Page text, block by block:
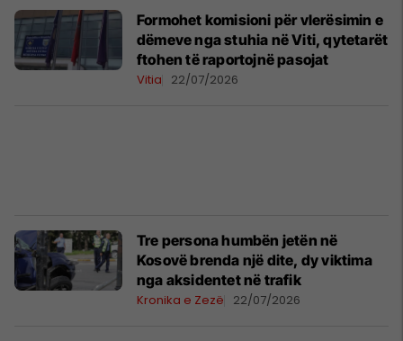
Formohet komisioni për vlerësimin e
dëmeve nga stuhia në Viti, qytetarët
ftohen të raportojnë pasojat
Vitia 22/07/2026
Tre persona humbën jetën në
Kosovë brenda një dite, dy viktima
nga aksidentet në trafik
Kronika e Zezë 22/07/2026